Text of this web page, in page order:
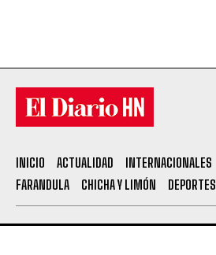
INICIO ACTUALIDAD INTERNACIONALES
FARANDULA
CHICHA Y LIMÓN DEPORTES